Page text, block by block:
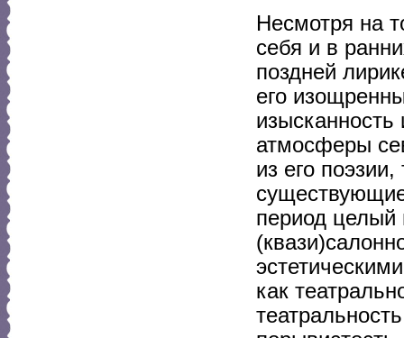
Несмотря на
себя и в
поздней
его
атмосферы
из его
период целый
как